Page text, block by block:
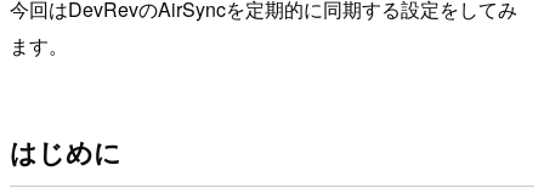
今回はDevRevのAirSyncを定期的に同期する設定をしてみ
ます。
はじめに